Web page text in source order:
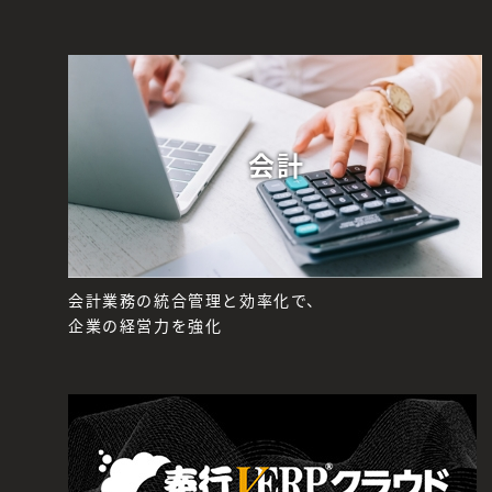
会計
会計業務の統合管理と効率化で、
企業の経営力を強化